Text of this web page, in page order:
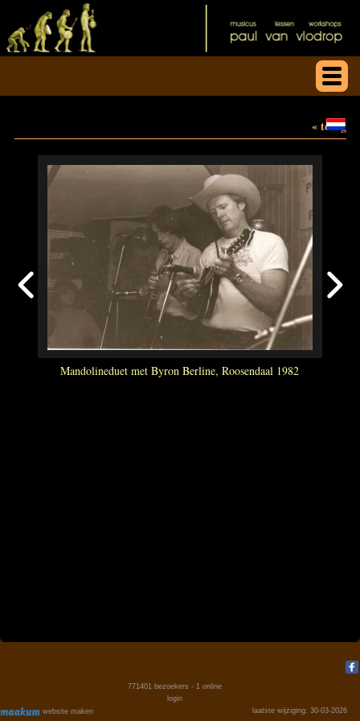
« terug
Mandolineduet met Byron Berline, Roosendaal 1982
website maken
771401bezoekers - 1 online
login
laatste wijziging: 30-03-2026